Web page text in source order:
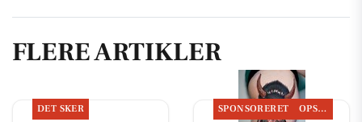
FLERE ARTIKLER
DET SKER SPONSORERET OPSLAGSTAVLEN